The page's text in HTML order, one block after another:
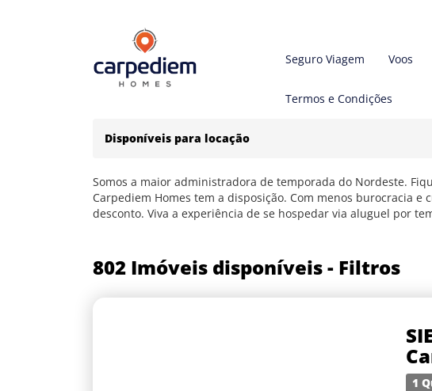
Seguro Viagem Voos
Termos e Condições
Disponíveis para locação
Somos a maior administradora de temporada do Nordeste.
Carpediem Homes tem a disposição. Com menos burocracia
desconto. Viva a experiência de se hospedar via aluguel por
802 Imóveis disponíveis - Filtros
1